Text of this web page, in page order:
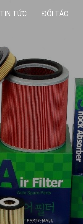
TIN TỨC ĐỐI TÁC